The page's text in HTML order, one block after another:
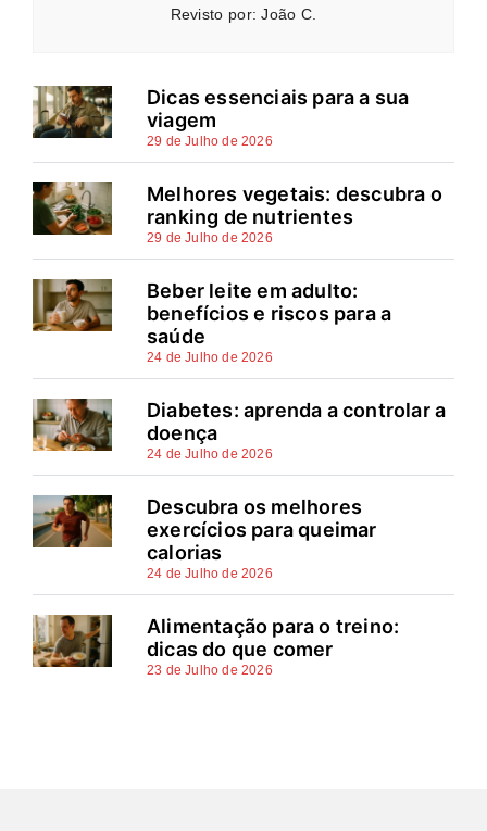
Revisto por: João C.
Dicas essenciais para a sua
viagem
29 de Julho de 2026
Melhores vegetais: descubra o
ranking de nutrientes
29 de Julho de 2026
Beber leite em adulto:
benefícios e riscos para a
saúde
24 de Julho de 2026
Diabetes: aprenda a controlar a
doença
24 de Julho de 2026
Descubra os melhores
exercícios para queimar
calorias
24 de Julho de 2026
Alimentação para o treino:
dicas do que comer
23 de Julho de 2026